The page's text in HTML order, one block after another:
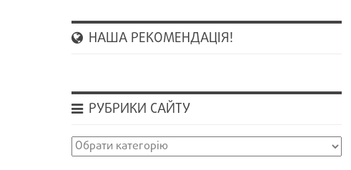
НАША РЕКОМЕНДАЦІЯ!
РУБРИКИ САЙТУ
Рубрики